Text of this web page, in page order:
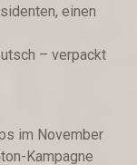
einen
– verpackt
im November
Kampagne